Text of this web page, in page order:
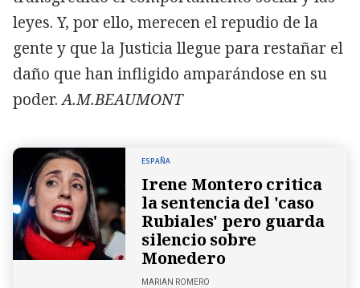
leyes. Y, por ello, merecen el repudio de la
gente y que la Justicia llegue para restañar el
daño que han infligido amparándose en su
poder.A.M.BEAUMONT
ESPAÑA
Irene Montero critica
la sentencia del 'caso
Rubiales' pero guarda
silencio sobre
Monedero
MARIAN ROMERO